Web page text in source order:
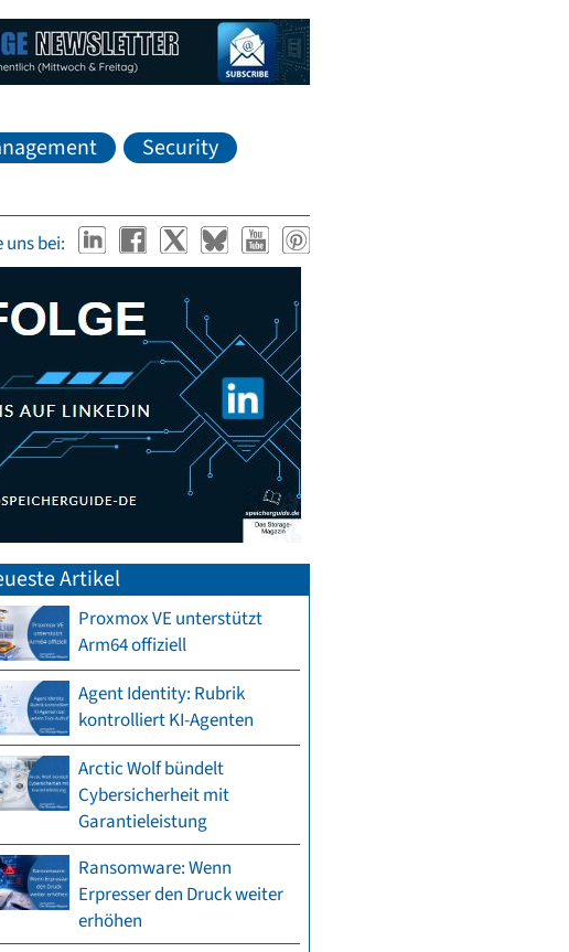
Security
uns bei:
Artikel
Proxmox VE unterstützt
Arm64 offiziell
Agent Identity: Rubrik
kontrolliert KI-Agenten
Arctic Wolf bündelt
Cybersicherheit mit
Garantieleistung
Ransomware: Wenn
Erpresser den Druck weiter
erhöhen